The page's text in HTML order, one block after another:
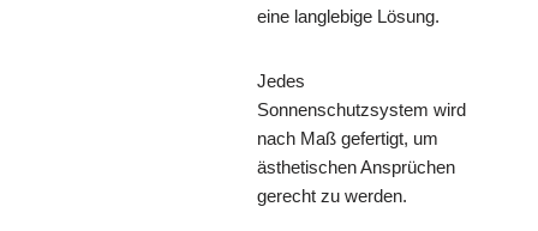
eine langlebige Lösung.
Jedes
Sonnenschutzsystem wird
nach Maß gefertigt, um
ästhetischen Ansprüchen
gerecht zu werden.